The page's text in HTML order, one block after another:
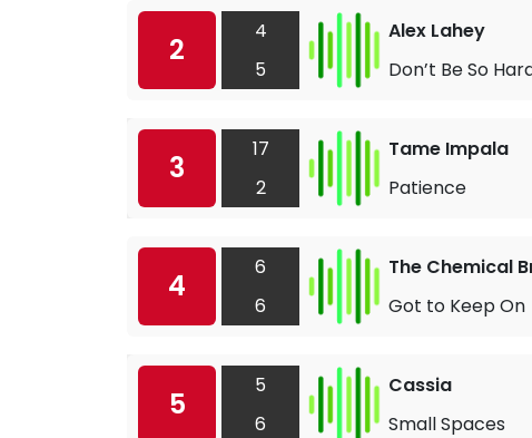
2
4
5
Alex Lahey
Don’t Be So
3
17
2
Tame Impala
Patience
4
6
6
The Chemical
Got to Keep On
5
5
6
Cassia
Small Spaces